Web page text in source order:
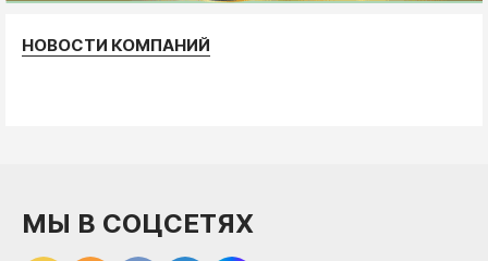
НОВОСТИ КОМПАНИЙ
МЫ В СОЦСЕТЯХ